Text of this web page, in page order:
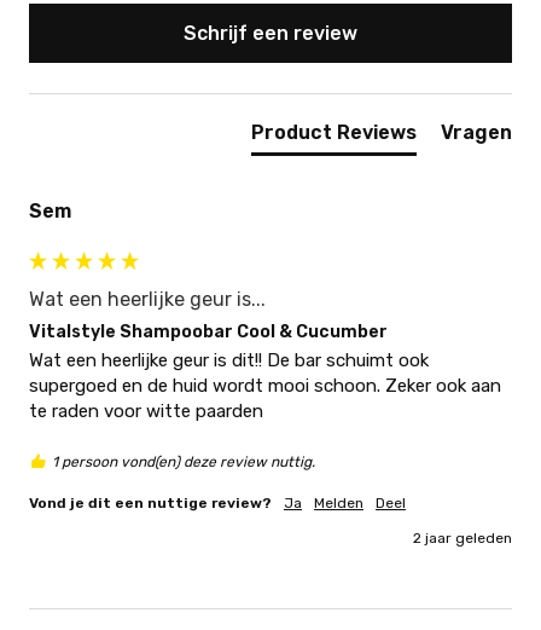
Schrijf een review
Product Reviews Vragen
Sem
Wat een heerlijke geur is...
Vitalstyle Shampoobar Cool & Cucumber
Wat een heerlijke geur is dit!! De bar schuimt ook
supergoed en de huid wordt mooi schoon. Zeker ook aan
te raden voor witte paarden
1 persoon vond(en) deze review nuttig.
Vond je dit een nuttige review? Ja Melden Deel
2 jaar geleden